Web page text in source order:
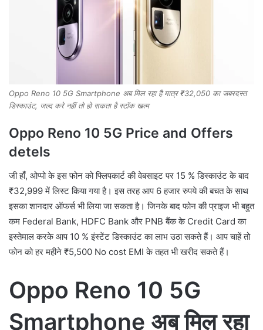
Oppo Reno 10 5G Smartphone अब मिल रहा है मात्र ₹32,050 का जबरदस्त
डिस्काउंट, जल्द करे नहीं तो हो सकता है स्टॉक खत्म
Oppo Reno 10 5G Price and Offers
detels
जी हाँ, ओप्पो के इस फोन को फ्लिपकार्ट की वेबसाइट पर 15 % डिस्काउंट के बाद
₹32,999 में लिस्ट किया गया है। इस तरह आप 6 हजार रुपये की बचत के साथ
इसका शानदार ऑफर्स भी लिया जा सकता है। जिनके बाद फोन की प्राइज भी बहुत
कम Federal Bank, HDFC Bank और PNB बैंक के Credit Card का
इस्तेमाल करके आप 10 % इंस्टेंट डिस्काउंट का लाभ उठा सकते हैं। आप चाहें तो
फोन को हर महीने ₹5,500 No cost EMI के तहत भी खरीद सकते हैं।
Oppo Reno 10 5G
Smartphone अब मिल रहा